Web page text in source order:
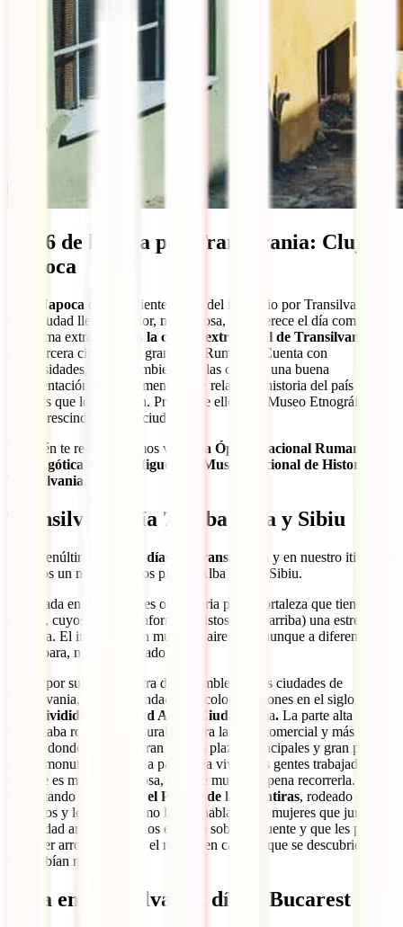
Día 6 de la ruta por Transilvania: Cluj
Napoca
Cluj Napoca es el siguiente punto del itinerario por Transilvania.
Otra ciudad llena de color, majestuosa, que merece el día completo.
De forma extraoficial es la capital extraoficial de Transilvania
es la tercera ciudad más grande de Rumanía. Cuenta con
universidades, mucho ambiente en las calles y una buena
representación de monumentos que relatan la historia del país y los
pueblos que lo habitaron. Prueba de ello es el Museo Etnográfico,
un imprescindible en la ciudad.
También te recomendamos visitar
la Ópera Nacional Rumana, la
iglesia gótica de San Miguel o el Museo Nacional de Historia en
Transilvania
Transilvania día 7, Alba Iulia y Sibiu
Es el penúltimo de los 8 días en Transilvania y en nuestro itinerario
tenemos un menú con dos platos: Alba Iulia y Sibiu.
La parada en Alba Iulia es obligatoria por la fortaleza que tiene la
ciudad, cuyos muros conforman (vistos desde arriba) una estrella
perfecta. El interior es un museo al aire libre, aunque a diferencia de
Sighisoara, no está habitado.
, por su parte, es otra de las emblemáticas ciudades de
Transilvania, también fundada por ​​colonos sajones en el siglo XII.
Está dividida en Ciudad Alta y Ciudad Baj a. La parte alta era la
que estaba rodeada de murallas y era la zona comercial y más rica.
Allí es donde se encuentran las tres plazas principales y gran parte
de los monumentos. En la parte baja vivían las gentes trabajadoras, y
aunque es menos ostentosa, merece mucho la pena recorrerla.
Conectando ambas, está el Puente de las Mentiras, rodeado de
misterios y leyendas, como la que habla de las mujeres que juraban
virginidad ante sus amados estando sobre el puente y que les podría
valer ser arrojadas desde el mismo en caso de que se descubriese
que habían mentido.
Ruta en Transilvania, día 8: Bucarest